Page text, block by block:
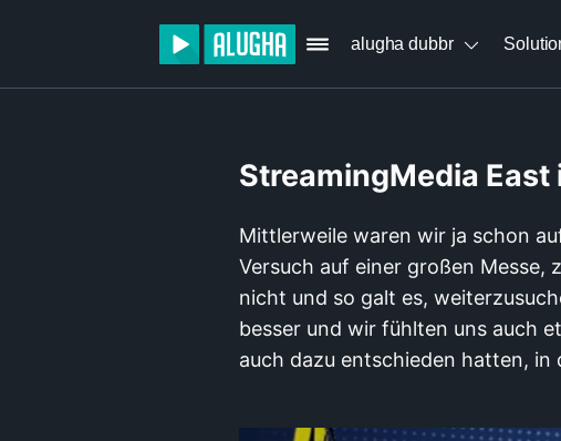
alugha dubbr
StreamingMedia
Mittlerweile waren wir ja schon
Versuch auf einer großen
nicht und so galt es,
besser und wir fühlten uns auch
auch dazu entschieden hatten, in